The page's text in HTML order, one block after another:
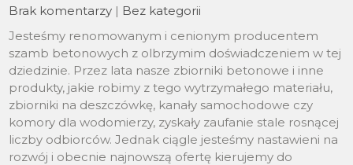
Brak komentarzy | Bez kategorii
Jesteśmy renomowanym i cenionym producentem
szamb betonowych z olbrzymim doświadczeniem w tej
dziedzinie. Przez lata nasze zbiorniki betonowe i inne
produkty, jakie robimy z tego wytrzymałego materiału,
zbiorniki na deszczówkę, kanały samochodowe czy
komory dla wodomierzy, zyskały zaufanie stale rosnącej
liczby odbiorców. Jednak ciągle jesteśmy nastawieni na
rozwój i obecnie najnowszą ofertę kierujemy do